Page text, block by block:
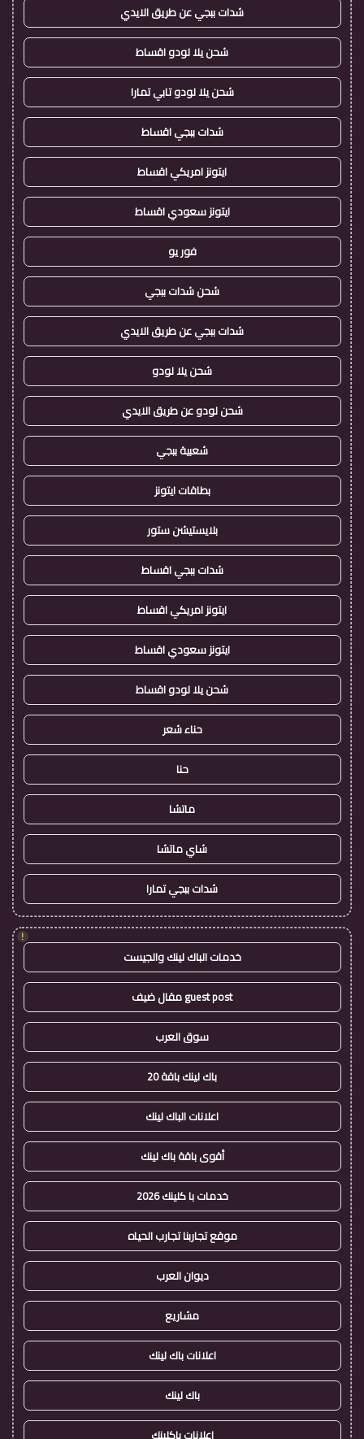
شدات ببجي عن طريق الايدي
شحن يلا لودو اقساط
شحن يلا لودو تابي تمارا
شدات ببجي اقساط
ايتونز امريكي اقساط
ايتونز سعودي اقساط
فور يو
شحن شدات ببجي
شدات ببجي عن طريق الايدي
شحن يلا لودو
شحن لودو عن طريق الايدي
شعبية ببجي
بطاقات ايتونز
بلايستيشن ستور
شدات ببجي اقساط
ايتونز امريكي اقساط
ايتونز سعودي اقساط
شحن يلا لودو اقساط
حناء شعر
حنا
ماتشا
شاي ماتشا
شدات ببجي تمارا
!
خدمات الباك لينك والجيست
guest post مقال ضيف
سوق العرب
باك لينك باقة 20
اعلانات الباك لينك
أقوى باقة باك لينك
خدمات با كلينك 2026
موقع تجاربنا تجارب الحياه
ديوان العرب
مشاريع
اعلانات باك لينك
باك لينك
اعلانات باكلينك